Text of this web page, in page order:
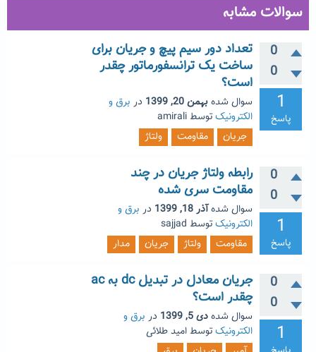
سوالات مشابه
0
0
1
پاسخ
تعداد دور سیم پیچ و جریان برای
ساخت یک ترانسفورماتور چقدر
است؟
سوال شدهبهمن 20, 1399 در برق و
الکترونیکتوسط amirali
جریان
مقاومت ولتاژ
0
0
1
پاسخ
رابطه ولتاژ جریان در چند
مقاومت سری شده
سوال شدهآذر 18, 1399 در برق و
الکترونیکتوسط sajjad
مقاومت
ولتاژ جریان مدار
0
0
1
جریان معادل در تبدیل dc به ac
چقدر است؟
سوال شدهدی 5, 1399 در برق و
الکترونیکتوسط امید طلائی